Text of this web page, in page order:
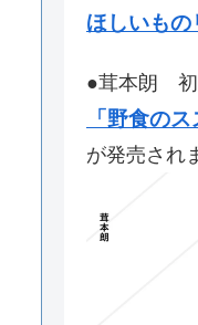
ほしいもの
●茸本朗 初
「野食の
が発売され